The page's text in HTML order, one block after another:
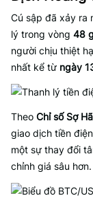
Cú sập đã xảy ra
lý trong vòng 48
người chịu thiệt
nhất kể từ ngày
Theo Chỉ số Sợ
giao dịch tiền
một sự thay đổi
chỉnh giá sâu hơn.